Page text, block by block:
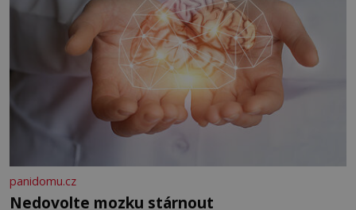
panidomu.cz
Nedovolte mozku stárnout